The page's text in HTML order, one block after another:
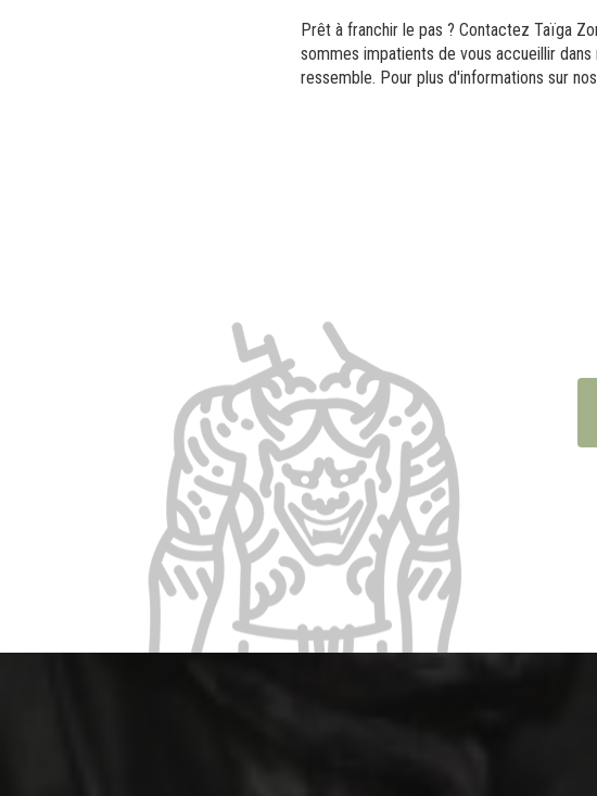
Prêt à franchir le pas ? Contactez Taïga
sommes impatients de vous accueillir dans
ressemble. Pour plus d'informations sur